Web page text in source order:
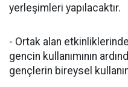
yerleşimleri yapılacaktır.
- Ortak alan
gencin kullanımının
gençlerin bireysel